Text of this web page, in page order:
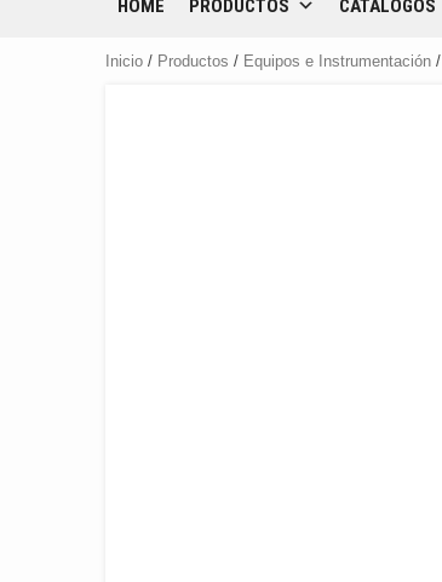
HOME PRODUCTOS CATÁLOGOS
Inicio / Productos / Equipos e Instrumentación /